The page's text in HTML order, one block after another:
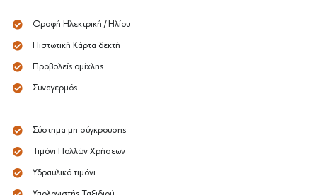
Οροφή Ηλεκτρική / Ηλίου
Πιστωτική Κάρτα δεκτή
Προβολείς ομίχλης
Συναγερμός
Σύστημα μη σύγκρουσης
Τιμόνι Πολλών Χρήσεων
Υδραυλικό τιμόνι